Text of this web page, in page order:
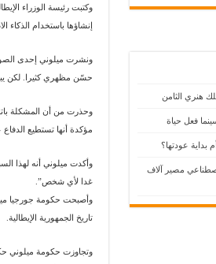
البطل حين يصبح وحيدا؟
وكتبت رئيسة الوزراء
إنشاؤها باستخدام
ونشرت ميلوني إحدى
حسّن مظهري كثيرا. لكن
وحذرت من أن المشكلة
مؤكدة أنها تستطيع
وأكدت ميلوني أنه لهذا
غدا لأي شخص”.
تاريخ الجمهورية الإيطالية.
هنري الثامن
فعل حياة
بداية عودتها؟
مصير آلاف